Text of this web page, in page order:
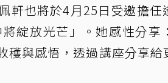
軒也將於4月25日受邀擔任
綻放光芒」。她感性分享
穫與感悟，透過講座分享給